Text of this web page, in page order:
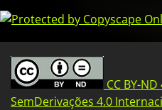
CC BY-
SemDerivações 4.0